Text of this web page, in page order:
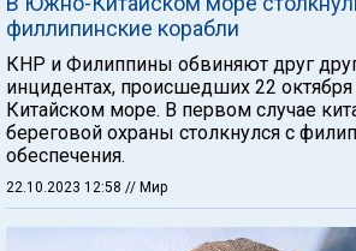
филлипинские корабли
КНР и Филиппины обвиняют друг
инцидентах, происшедших 22
Китайском море. В первом случае
береговой охраны столкнулся с
обеспечения.
22.10.2023 12:58 // Мир